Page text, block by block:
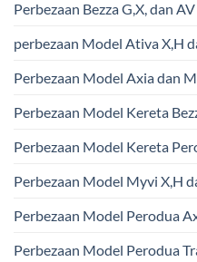
Perbezaan Bezza G,X, dan AV
perbezaan Model Ativa X,H
Perbezaan Model Axia dan
Perbezaan Model Kereta
Perbezaan Model Kereta
Perbezaan Model Myvi X,H
Perbezaan Model Perodua
Perbezaan Model Perodua